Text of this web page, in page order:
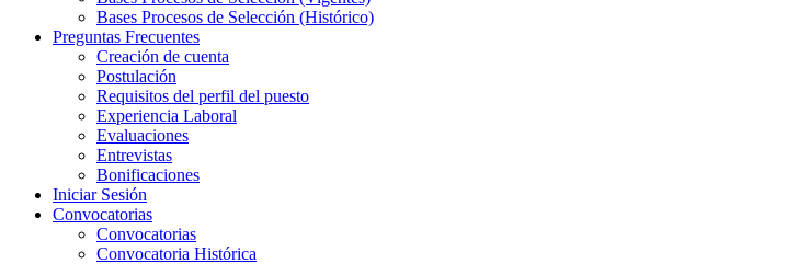
Bases Procesos de Selección (Histórico)
Preguntas Frecuentes
Creación de cuenta
Postulación
Requisitos del perfil del puesto
Experiencia Laboral
Evaluaciones
Entrevistas
Bonificaciones
Iniciar Sesión
Convocatorias
Convocatorias
Convocatoria Histórica